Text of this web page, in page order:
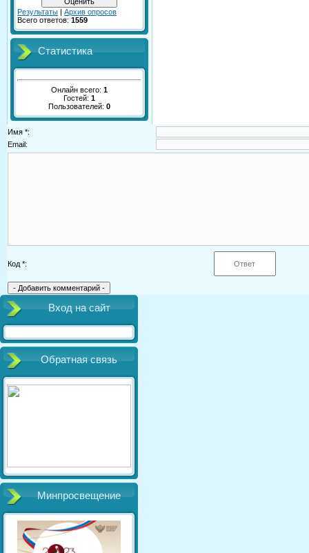
Результаты | Архив опросов
Всего ответов: 1559
Статистика
Онлайн всего: 1
Гостей: 1
Пользователей: 0
Имя *:
Email:
Код *:
Вход на сайт
Обратная связь
Минпросвещение